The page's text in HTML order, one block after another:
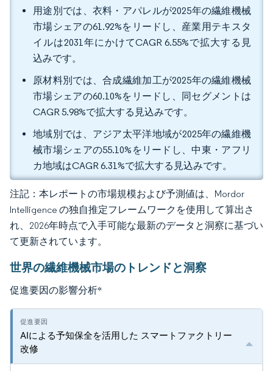
用途別では、衣料・アパレルが2025年の繊維機械
市場シェアの61.92%をリードし、産業用テキスタ
イルは2031年にかけてCAGR 6.55%で拡大する見
込みです。
原材料別では、合成繊維加工が2025年の繊維機械
市場シェアの60.10%をリードし、同セグメントは
CAGR 5.98%で拡大する見込みです。
地域別では、アジア太平洋地域が2025年の繊維機
械市場シェアの55.10%をリードし、中東・アフリ
カ地域はCAGR 6.31%で拡大する見込みです。
注記：本レポートの市場規模および予測値は、Mordor
Intelligence の独自推定フレームワークを使用して算出さ
れ、2026年時点で入手可能な最新のデータと洞察に基づい
て更新されています。
世界の繊維機械市場のトレンドと洞察
促進要因の影響分析*
AIによる予知保全を活用した スマートファクトリー
改修